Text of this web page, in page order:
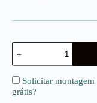
Quantidade
de
AHK
800
-
Abre
Solicitar montagem
grátis?